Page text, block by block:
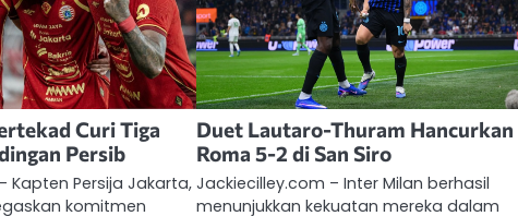
Curi Tiga
Persib
Kapten Persija Jakarta,
komitmen
Duet Lautaro-Thuram Hancurkan
Roma 5-2 di San Siro
Jackiecilley.com – Inter Milan berhasil
menunjukkan kekuatan mereka dalam